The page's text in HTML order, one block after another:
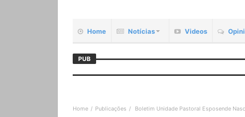
Home Notícias Videos
PUB
Home Publicações Boletim Unidade Pastoral Esposende